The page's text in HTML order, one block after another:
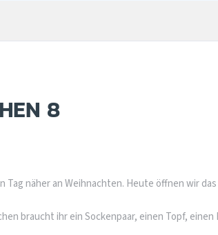
8
Tag näher an Weihnachten. Heute öffnen wir
braucht ihr ein Sockenpaar, einen Topf,